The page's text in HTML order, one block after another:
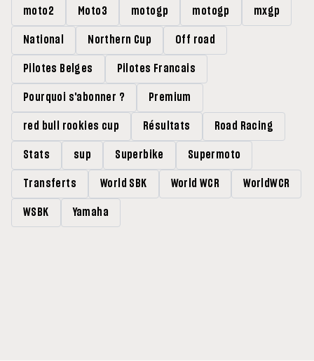
moto2 Moto3 motogp motogp mxgp
National Northern Cup Off road
Pilotes Belges Pilotes Francais
Pourquoi s'abonner ? Premium
red bull rookies cup Résultats Road Racing
Stats sup Superbike Supermoto
Transferts World SBK World WCR WorldWCR
WSBK Yamaha